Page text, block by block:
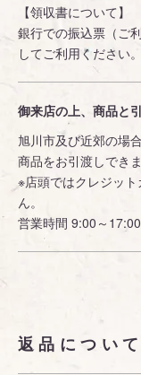
【領収書について】
銀行での振込票（ご
してご利用ください。
御来店の上、商品と
旭川市及び近郊の場
商品をお引渡しできま
※店頭ではクレジッ
ん。
営業時間 9:00～
返品につい